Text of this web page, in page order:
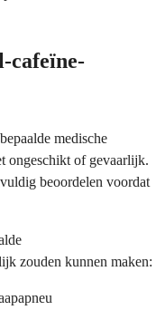
cafeïne-
medische
ongeschikt of gevaarlijk.
beoordelen voordat
zouden kunnen maken: